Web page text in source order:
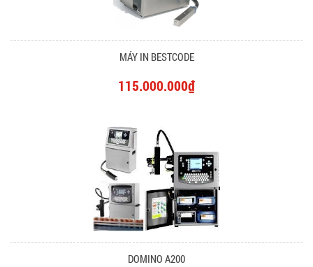
MÁY IN BESTCODE
115.000.000₫
DOMINO A200